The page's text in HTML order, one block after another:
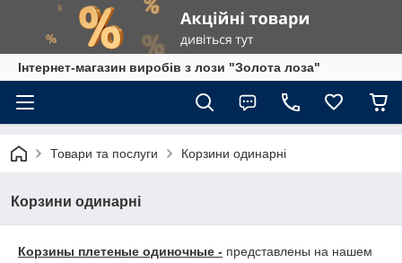
Інтернет-магазин виробів з лози "Золота лоза"
Товари та послуги Корзини одинарні
Корзини одинарні
Корзины плетеные одиночные - представлены на нашем